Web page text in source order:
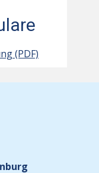
(PDF)